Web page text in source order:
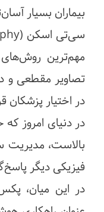
بیماران بسیار
مهم‌ترین
تصاویر مقطعی و
در اختیار پزشکان
در دنیای امروز
فیزیکی دیگر